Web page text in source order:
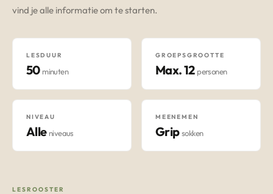
vind je alle informatie om te starten.
LESDUUR
50 minuten
GROEPSGROOTTE
Max. 12 personen
NIVEAU
Alle niveaus
MEENEMEN
Gripsokken
LESROOSTER